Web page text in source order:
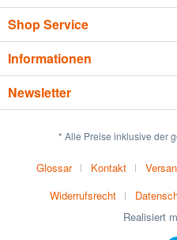
Shop Service
Informationen
Newsletter
* Alle Preise inklusive der
Glossar Kontakt
Widerrufsrecht
Realisiert